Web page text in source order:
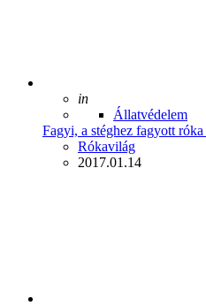
Posted
in
Állatvédelem
Fagyi, a stéghez fagyott
Posted
Rókavilág
2017.01.14